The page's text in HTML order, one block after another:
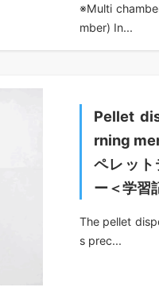
※Multi
mber) In...
Pellet
rning
ペレッ
ー＜学習
The pellet
s prec...